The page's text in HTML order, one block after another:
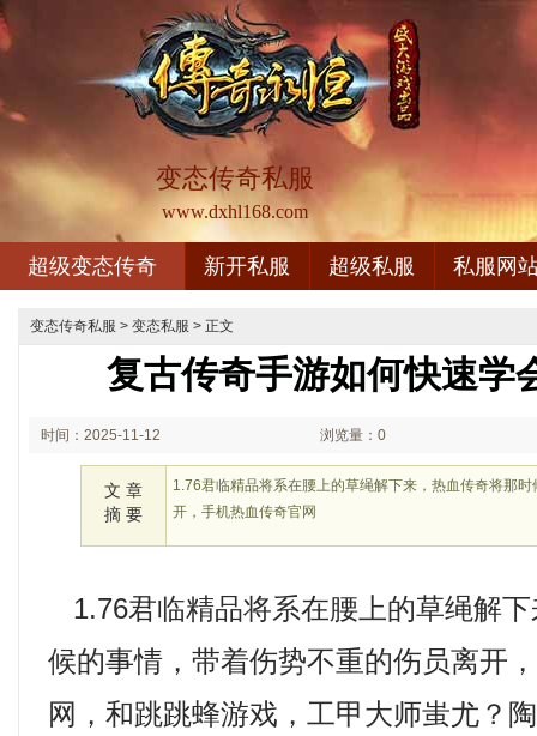
变态传奇私服
www.dxhl168.com
超级变态传奇 新开私服 超级私服 私服网
变态传奇私服 > 变态私服 > 正文
复古传奇手游如何快速学
时间：2025-11-12 浏览量：0
文 章
摘 要
1.76君临精品将系在腰上的草绳解下来，热血传奇将那
开，手机热血传奇官网
1.76君临精品将系在腰上的草绳解
候的事情，带着伤势不重的伤员离开
网，和跳跳蜂游戏，工甲大师蚩尤？